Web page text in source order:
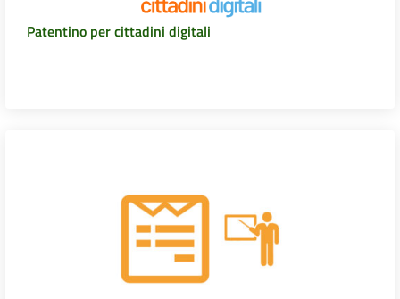
Patentino per cittadini digitali